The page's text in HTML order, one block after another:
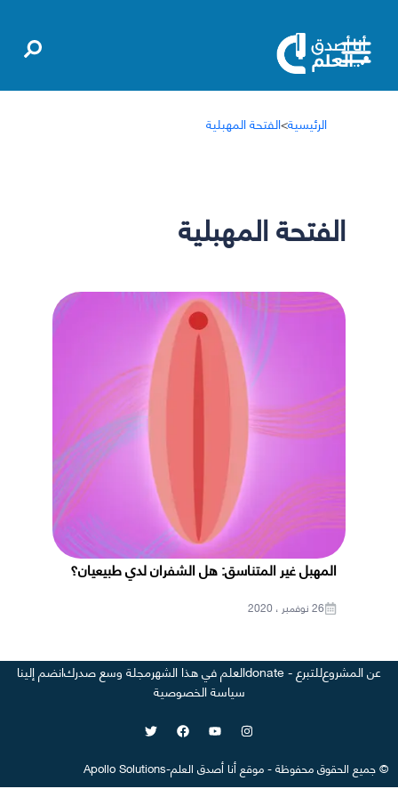
الرئيسية>الفتحة المهبلية
الفتحة المهبلية
المهبل غير المتناسق: هل الشفران لدي طبيعيان؟
26 نوفمبر ، 2020
عن المشروعللتبرع - donate العلم في هذا الشهرمجلة وسع صدركانضم إلينا
سياسة الخصوصية
©جميع الحقوق محفوظة-موقع أنا أصدق العلم-
Apollo Solutions